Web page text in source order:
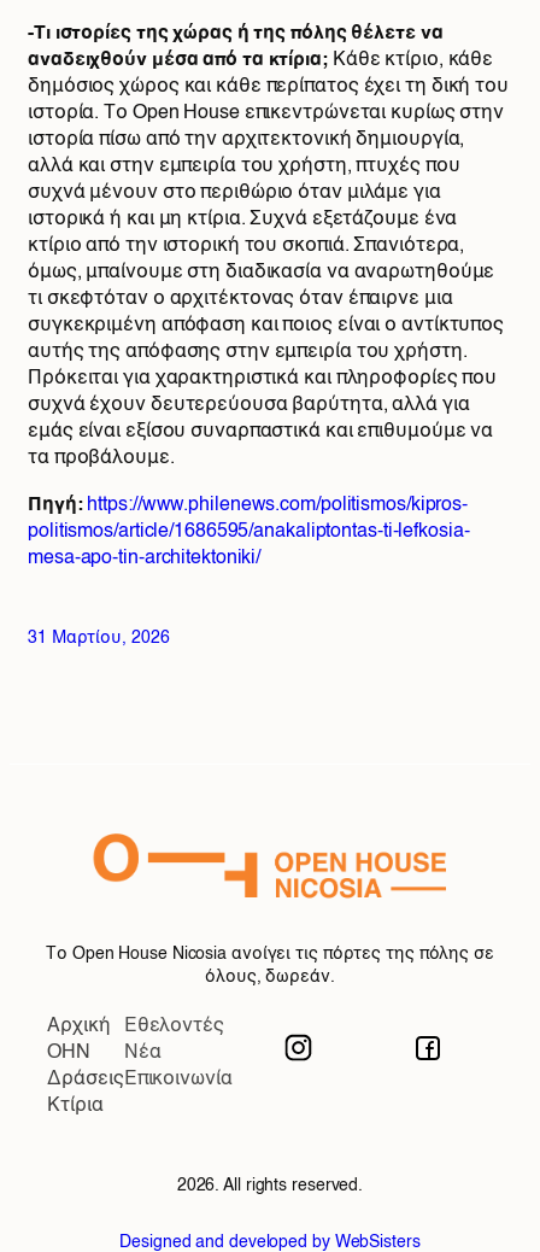
-Τι ιστορίες της χώρας ή της πόλης θέλετε να
αναδειχθούν μέσα από τα κτίρια;Κάθε κτίριο, κάθε
δημόσιος χώρος και κάθε περίπατος έχει τη δική του
ιστορία. Το Open House επικεντρώνεται κυρίως στην
ιστορία πίσω από την αρχιτεκτονική δημιουργία,
αλλά και στην εμπειρία του χρήστη, πτυχές που
συχνά μένουν στο περιθώριο όταν μιλάμε για
ιστορικά ή και μη κτίρια. Συχνά εξετάζουμε ένα
κτίριο από την ιστορική του σκοπιά. Σπανιότερα,
όμως, μπαίνουμε στη διαδικασία να αναρωτηθούμε
τι σκεφτόταν ο αρχιτέκτονας όταν έπαιρνε μια
συγκεκριμένη απόφαση και ποιος είναι ο αντίκτυπος
αυτής της απόφασης στην εμπειρία του χρήστη.
Πρόκειται για χαρακτηριστικά και πληροφορίες που
συχνά έχουν δευτερεύουσα βαρύτητα, αλλά για
εμάς είναι εξίσου συναρπαστικά και επιθυμούμε να
τα προβάλουμε.
Πηγή: https://www.philenews.com/politismos/kipros-
politismos/article/1686595/anakaliptontas-ti-lefkosia-
mesa-apo-tin-architektoniki/
31 Μαρτίου, 2026
Το Open House Nicosia ανοίγει τις πόρτες της πόλης σε
όλους, δωρεάν.
Αρχική
OHN
Δράσεις
Κτίρια
Εθελοντές
Νέα
Επικοινωνία
2026. All rights reserved.
Designed and developed by WebSisters